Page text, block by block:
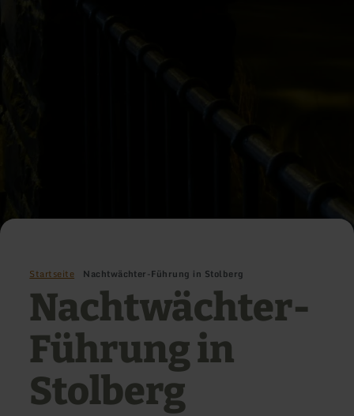
Startseite Nachtwächter-Führung in Stolberg
Nachtwächter-
Führung in
Stolberg